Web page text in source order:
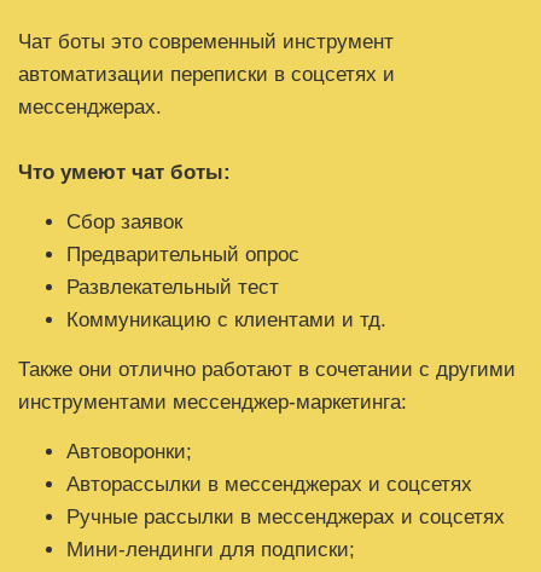
Чат боты это современный инструмент
автоматизации переписки в соцсетях и
мессенджерах.
Что умеют чат боты:
Сбор заявок
Предварительный опрос
Развлекательный тест
Коммуникацию с клиентами и тд.
Также они отлично работают в сочетании с другими
инструментами мессенджер-маркетинга:
Автоворонки;
Авторассылки в мессенджерах и соцсетях
Ручные рассылки в мессенджерах и соцсетях
Мини-лендинги для подписки;